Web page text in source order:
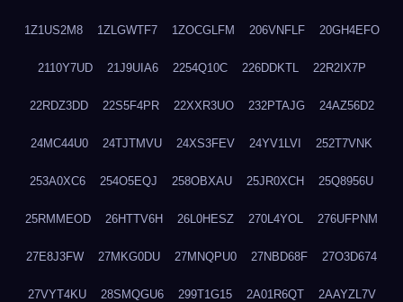
1Z1US2M8 1ZLGWTF7 1ZOCGLFM 206VNFLF 20GH4EFO
2110Y7UD 21J9UIA6 2254Q10C 226DDKTL 22R2IX7P
22RDZ3DD 22S5F4PR 22XXR3UO 232PTAJG 24AZ56D2
24MC44U0 24TJTMVU 24XS3FEV 24YV1LVI 252T7VNK
253A0XC6 254O5EQJ 258OBXAU 25JR0XCH 25Q8956U
25RMMEOD 26HTTV6H 26L0HESZ 270L4YOL 276UFPNM
27E8J3FW 27MKG0DU 27MNQPU0 27NBD68F 27O3D674
27VYT4KU 28SMQGU6 299T1G15 2A01R6QT 2AAYZL7V